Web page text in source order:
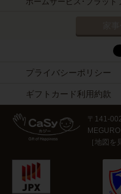
プライバシーポリシー
ギフトカード利用約款
〒141-
［地図を